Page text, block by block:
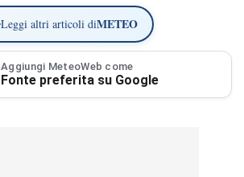
Leggi altri articoli diMETEO
Aggiungi MeteoWeb come
Fonte preferita su Google